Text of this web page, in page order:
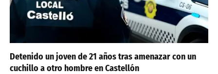
Detenido un joven de 21 años tras amenazar con un
cuchillo a otro hombre en Castellón